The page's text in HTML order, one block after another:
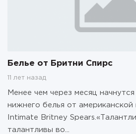
Белье от Бритни Спирс
11 лет назад
Менее чем через месяц
нижнего белья от
Intimate Britney
талантливы во...